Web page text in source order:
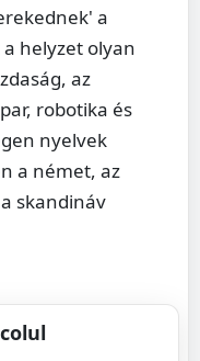
a
helyzet olyan
az
robotika és
nyelvek
a német, az
skandináv